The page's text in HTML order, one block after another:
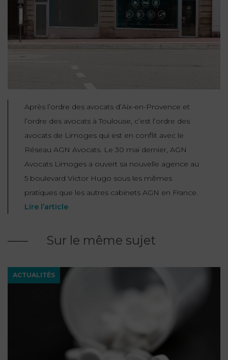
DU
TRAVAIL
RESPONSABILITÉ
& ASSURANCE
CONTRATS &
CONSOMMATION
DROIT
ADMINISTRATIF
SUCCESSION
LICENCIEMENT
ALIMENTAIRE
CONSOMMATION
DROIT
DES
RESPONSABILITÉ
& ASSURANCE
FISCALITÉ
IMMOBILIER
DU
TRAVAIL
DROIT
AGN
AVOCATS
SERVICE
UPS
RGPD
DONNÉES
PERSONNELLES
DROIT
DU
DISTRIBUTION
NOUS
CONNAÎTRE
EQUIPE
DIRIGEANTE
NOUS
Nos
agences
09
34
72
EN LIGNE
Après l’ordre des avocats d’Aix-en-Provence et
l’ordre des avocats à Toulouse, c’est l’ordre des
avocats de Limoges qui est en conflit avec le
Réseau AGN Avocats. Le 30 mai dernier, AGN
Avocats Limoges a ouvert sa nouvelle agence au
5 boulevard Victor Hugo sous les mêmes
pratiques que les autres cabinets AGN en France.
Lire l’article
Sur le même sujet
ACTUALITÉS